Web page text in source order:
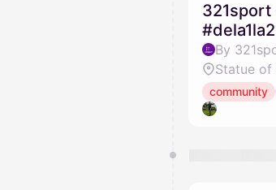
By
Statue of
community